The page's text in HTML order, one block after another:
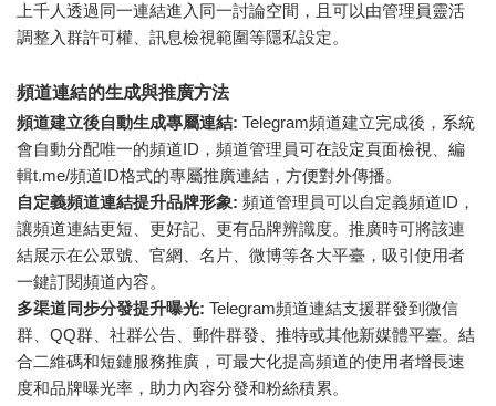
上千人透過同一連結進入同一討論空間，且可以由管理員靈活
調整入群許可權、訊息檢視範圍等隱私設定。
頻道連結的生成與推廣方法
頻道建立後自動生成專屬連結: Telegram頻道建立完成後，系統
會自動分配唯一的頻道ID，頻道管理員可在設定頁面檢視、編
輯t.me/頻道ID格式的專屬推廣連結，方便對外傳播。
自定義頻道連結提升品牌形象: 頻道管理員可以自定義頻道ID，
讓頻道連結更短、更好記、更有品牌辨識度。推廣時可將該連
結展示在公眾號、官網、名片、微博等各大平臺，吸引使用者
一鍵訂閱頻道內容。
多渠道同步分發提升曝光: Telegram頻道連結支援群發到微信
群、QQ群、社群公告、郵件群發、推特或其他新媒體平臺。結
合二維碼和短鏈服務推廣，可最大化提高頻道的使用者增長速
度和品牌曝光率，助力內容分發和粉絲積累。